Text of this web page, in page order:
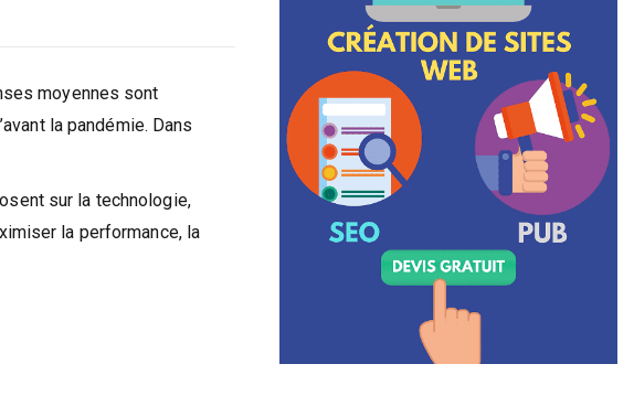
moyennes sont
la pandémie. Dans
sur la technologie,
la performance, la